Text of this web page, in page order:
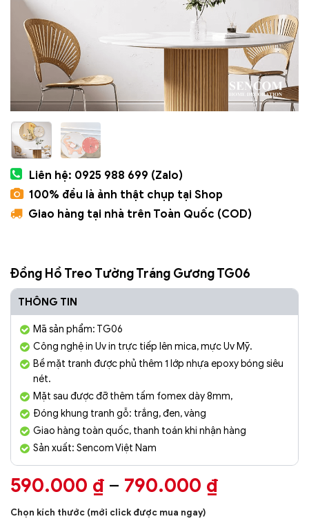
Liên hệ: 0925 988 699 (Zalo)
100% đều là ảnh thật chụp tại Shop
Giao hàng tại nhà trên Toàn Quốc (COD)
Đồng Hồ Treo Tường Tráng Gương TG06
THÔNG TIN
Mã sản phẩm: TG06
Công nghệ in Uv in trực tiếp lên mica, mực Uv Mỹ.
Bề mặt tranh được phủ thêm 1 lớp nhựa epoxy bóng siêu
nét.
Mặt sau được đỡ thêm tấm fomex dày 8mm,
Đóng khung tranh gỗ: trắng, đen, vàng
Giao hàng toàn quốc, thanh toán khi nhận hàng
Sản xuất: Sencom Việt Nam
590.000 ₫ – 790.000 ₫Khoảng
Chọn kích thước (mới click được mua ngay)